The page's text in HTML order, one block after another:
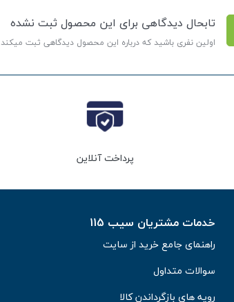
تابحال دیدگاهی برای این محصول ثبت نشده
اولین نفری باشید که درباره این محصول دیدگاهی ثبت میکند
پرداخت آنلاین
خدمات مشتریان سیب 115
راهنمای جامع خرید از سایت
سوالات متداول
رویه های بازگرداندن کالا